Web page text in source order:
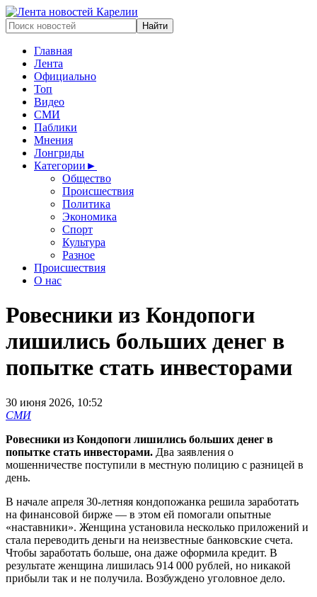
Главная
Лента
Официально
Топ
Видео
СМИ
Паблики
Мнения
Лонгриды
Категории ►
Общество
Происшествия
Политика
Экономика
Спорт
Культура
Разное
Происшествия
О нас
Ровесники из Кондопоги
лишились больших денег в
попытке стать инвесторами
30 июня 2026, 10:52
СМИ
Ровесники из Кондопоги лишились больших денег в
попытке стать инвесторами. Два заявления о
мошенничестве поступили в местную полицию с разницей в
день.
В начале апреля 30-летняя кондопожанка решила заработать
на финансовой бирже — в этом ей помогали опытные
«наставники». Женщина установила несколько приложений и
стала переводить деньги на неизвестные банковские счета.
Чтобы заработать больше, она даже оформила кредит. В
результате женщина лишилась 914 000 рублей, но никакой
прибыли так и не получила. Возбуждено уголовное дело.